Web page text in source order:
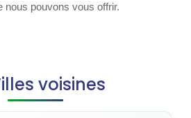
nous pouvons vous offrir.
voisines